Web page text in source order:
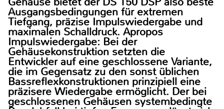
Ausgangsbedingungen für extremen
Tiefgang, präzise Impulswiedergabe und
maximalen Schalldruck. Apropos
Impulswiedergabe: Bei der
Gehäusekonstruktion setzten die
Entwickler auf eine geschlossene Variante,
die im Gegensatz zu den sonst üblichen
Bassreflexkonstruktionen prinzipiell eine
präzisere Wiedergabe ermöglicht. Der bei
geschlossenen Gehäusen systembedingte